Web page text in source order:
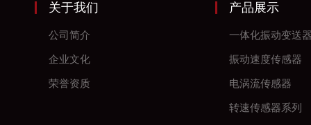
关于我们
公司简介
企业文化
荣誉资质
产品展示
一体化振动变送
振动速度传感器
电涡流传感器
转速传感器系列